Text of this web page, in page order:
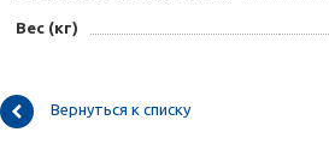
Вес (кг)
Вернуться к списку